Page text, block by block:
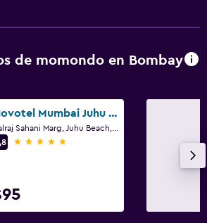
de momondo en Bombay
Novotel Mumbai Juhu Beach
5 estrellas